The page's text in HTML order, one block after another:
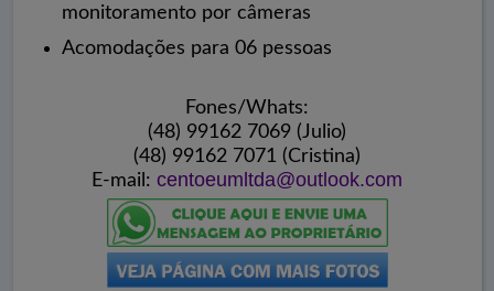
monitoramento por câmeras
Acomodações para 06 pessoas
Fones/Whats:
(48) 99162 7069 (Julio)
(48) 99162 7071 (Cristina)
E-mail: centoeumltda@outlook.com